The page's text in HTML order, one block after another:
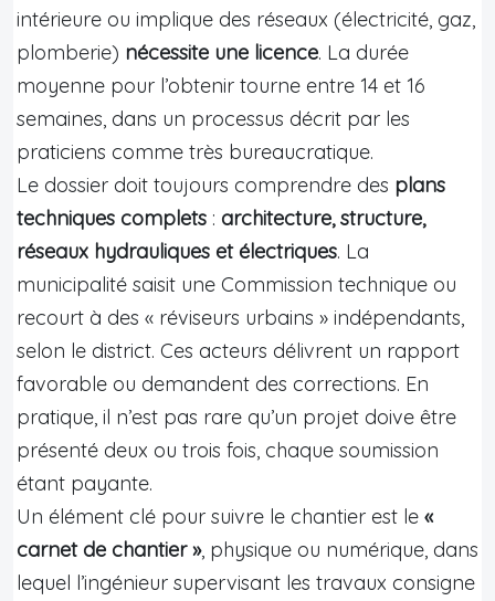
intérieure ou implique des réseaux (électricité, gaz,
plomberie) nécessite une licence. La durée
moyenne pour l’obtenir tourne entre 14 et 16
semaines, dans un processus décrit par les
praticiens comme très bureaucratique.
Le dossier doit toujours comprendre des plans
techniques complets : architecture, structure,
réseaux hydrauliques et électriques. La
municipalité saisit une Commission technique ou
recourt à des « réviseurs urbains » indépendants,
selon le district. Ces acteurs délivrent un rapport
favorable ou demandent des corrections. En
pratique, il n’est pas rare qu’un projet doive être
présenté deux ou trois fois, chaque soumission
étant payante.
Un élément clé pour suivre le chantier est le «
carnet de chantier », physique ou numérique, dans
lequel l’ingénieur supervisant les travaux consigne